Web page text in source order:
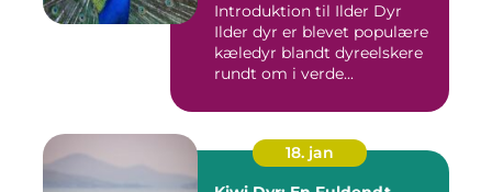
Introduktion til Ilder Dyr
Ilder dyr er blevet populære
kæledyr blandt dyreelskere
rundt om i verde...
18. jan